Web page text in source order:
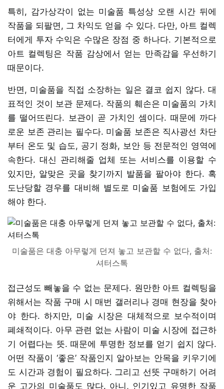
특히, 감가상각이 없는 미술품 특성상 오랜 시간 뒤에
작품을 되팔면, 그 차익도 얻을 수 있다. 다만, 아트 컬렉
터에게 투자 수익은 수많은 장점 중 하나다. 기본적으로
아트 컬렉팅은 작품 감상에서 얻는 만족감을 우선하기
때문이다.
반면, 미술품을 직접 소장하는 일은 결코 쉽지 않다. 대
표적인 것이 보관 문제다. 작품의 훼손은 미술품의 가치
를 떨어뜨린다. 보관이 곧 가치인 셈이다. 때문에 까다
로운 보존 관리는 필수다. 미술품 보존은 직사광선 차단
부터 온도 및 습도, 공기 정화, 보안 등 전문적인 영역에
속한다. 대신 관리해줄 업체 또는 서비스를 이용할 수
있지만, 알맞은 곳을 찾기까지 발품을 팔아야 한다. 혹
도난당할 경우를 대비해 별도로 미술품 보험에도 가입
해야 한다.
미술품은 대충 아무렇게 던져 놓고 보관할 수 없다, 출처:
셔터스톡
접근성도 빼놓을 수 없는 문제다. 원만한 아트 컬렉팅을
위해서는 작품 구매 시 매번 갤러리나 경매 현장을 찾아
야 한다. 하지만, 미술 시장은 대체적으로 보수적이며
폐쇄적이다. 아무 관련 없는 사람이 미술 시장에 접근하
기 어렵다는 뜻. 때문에 투명한 정보를 얻기 쉽지 않다.
어떤 작품이 ‘좋은’ 작품인지 알아보는 안목을 키우기에
도 시간과 경험이 필요하다. 그리고 선뜻 구매하기 어려
운 고가의 미술품도 많다. 아니, 인기있고 유명한 작품